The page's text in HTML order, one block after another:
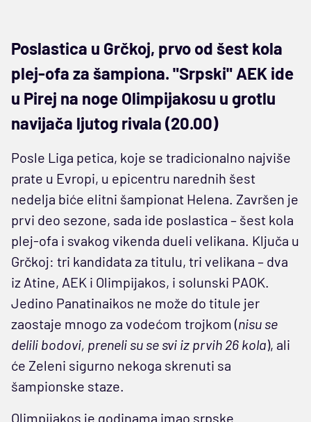
Poslastica u Grčkoj, prvo od šest kola
plej-ofa za šampiona. "Srpski" AEK ide
u Pirej na noge Olimpijakosu u grotlu
navijača ljutog rivala (20.00)
Posle Liga petica, koje se tradicionalno najviše
prate u Evropi, u epicentru narednih šest
nedelja biće elitni šampionat Helena. Završen je
prvi deo sezone, sada ide poslastica – šest kola
plej-ofa i svakog vikenda dueli velikana. Ključa u
Grčkoj: tri kandidata za titulu, tri velikana – dva
iz Atine, AEK i Olimpijakos, i solunski PAOK.
Jedino Panatinaikos ne može do titule jer
zaostaje mnogo za vodećom trojkom (nisu se
delili bodovi, preneli su se svi iz prvih 26 kola), ali
će Zeleni sigurno nekoga skrenuti sa
šampionske staze.
Olimpijakos je godinama imao srpske